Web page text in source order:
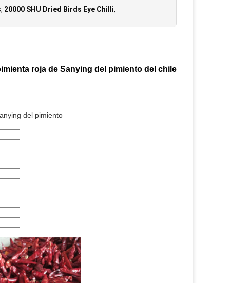
, 20000 SHU Dried Birds Eye Chilli,
roja de Sanying del pimiento del chile
del pimiento